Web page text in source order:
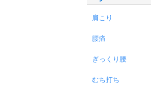
肩こり
腰痛
ぎっくり腰
むち打ち